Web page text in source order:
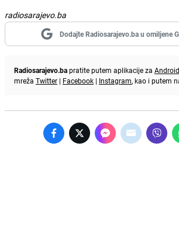
radiosarajevo.ba
Dodajte Radiosarajevo.ba u omiljene
Radiosarajevo.bapratite putem aplikacije za Android
mreža Twitter | Facebook | Instagram, kao i putem